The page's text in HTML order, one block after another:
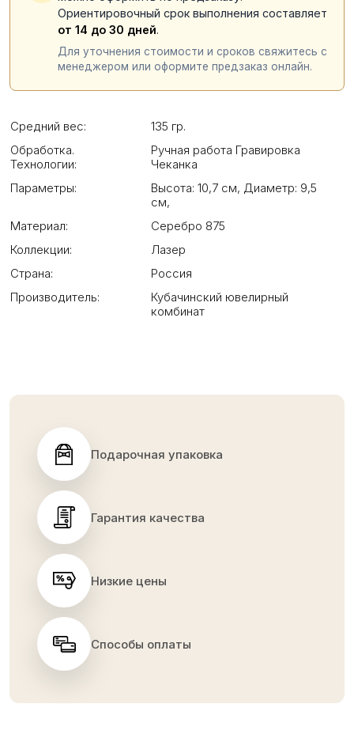
Ориентировочный срок выполнения составляет
от 14 до 30 дней.
Для уточнения стоимости и сроков свяжитесь с
менеджером или оформите предзаказ онлайн.
Средний вес:
135 гр.
Обработка.
Технологии:
Ручная работа Гравировка
Чеканка
Параметры:
Высота: 10,7 см, Диаметр: 9,5
см,
Материал:
Серебро 875
Коллекции:
Лазер
Страна:
Россия
Производитель:
Кубачинский ювелирный
комбинат
Подарочная упаковка
Гарантия качества
Низкие цены
Способы оплаты